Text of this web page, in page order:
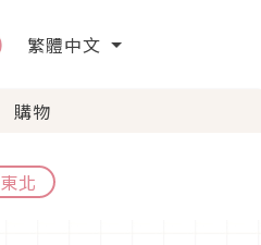
繁體中文
購物
東北